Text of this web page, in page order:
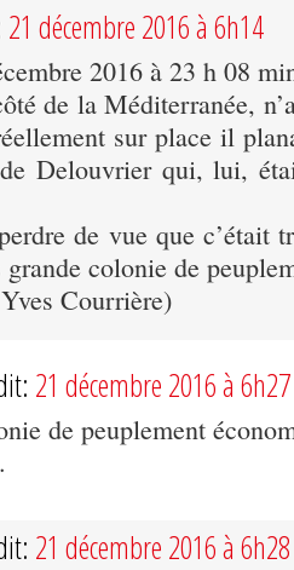
21 décembre 2016 à 6h14
2016 à 23 h 08
de la Méditerranée,
sur place il
Delouvrier qui, lui,
de vue que c’était
colonie de
Courrière)
21 décembre 2016 à 6h27
de peuplement
21 décembre 2016 à 6h28